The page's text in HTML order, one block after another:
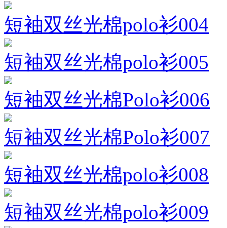
短袖双丝光棉polo衫004
短袖双丝光棉polo衫005
短袖双丝光棉Polo衫006
短袖双丝光棉Polo衫007
短袖双丝光棉polo衫008
短袖双丝光棉polo衫009